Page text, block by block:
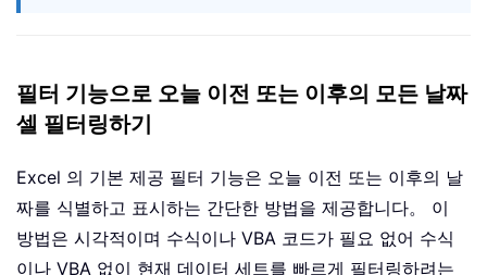
필터 기능으로 오늘 이전 또는 이후의 모든 날짜
셀 필터링하기
Excel 의 기본 제공 필터 기능은 오늘 이전 또는 이후의 날
짜를 식별하고 표시하는 간단한 방법을 제공합니다。 이
방법은 시각적이며 수식이나 VBA 코드가 필요 없어 수식
이나 VBA 없이 현재 데이터 세트를 빠르게 필터링하려는